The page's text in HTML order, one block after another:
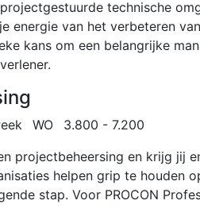
technische
energie van het verbeteren
kans om een belangrijke
WO
3.800 - 7.200
projectbeheersing en krijg jij
helpen grip te houden
stap. Voor PROCON